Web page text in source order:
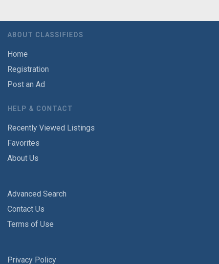
ABOUT CLASSIFIEDS
Home
Registration
Post an Ad
HELP & CONTACT
Recently Viewed Listings
Favorites
About Us
Advanced Search
Contact Us
Terms of Use
Privacy Policy